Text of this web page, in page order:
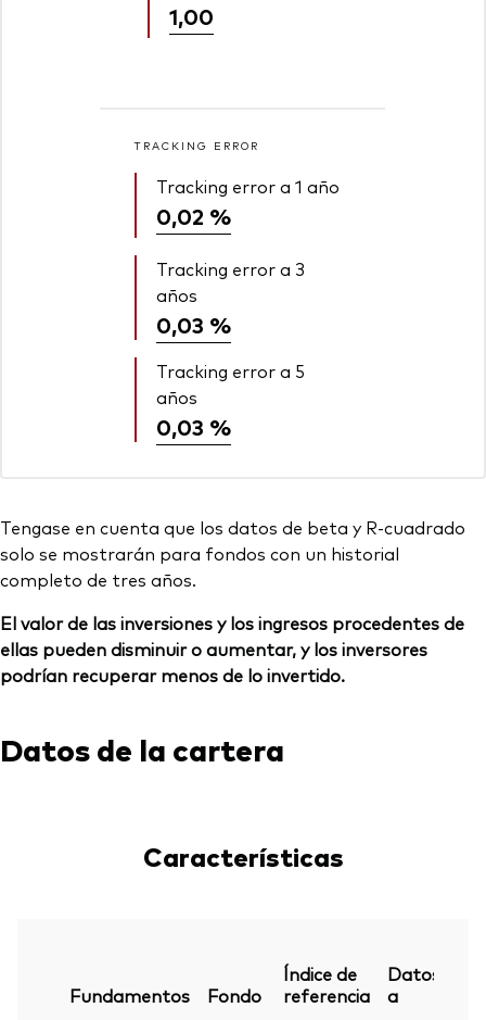
1,00
TRACKING ERROR
Tracking error a 1 año
0,02 %
Tracking error a 3
años
0,03 %
Tracking error a 5
años
0,03 %
Tengase en cuenta que los datos de beta y R-cuadrado
solo se mostrarán para fondos con un historial
completo de tres años.
El valor de las inversiones y los ingresos procedentes de
ellas pueden disminuir o aumentar, y los inversores
podrían recuperar menos de lo invertido.
Datos de la cartera
Características
Fundamentos Fondo
Índice de
referencia
Datos
a